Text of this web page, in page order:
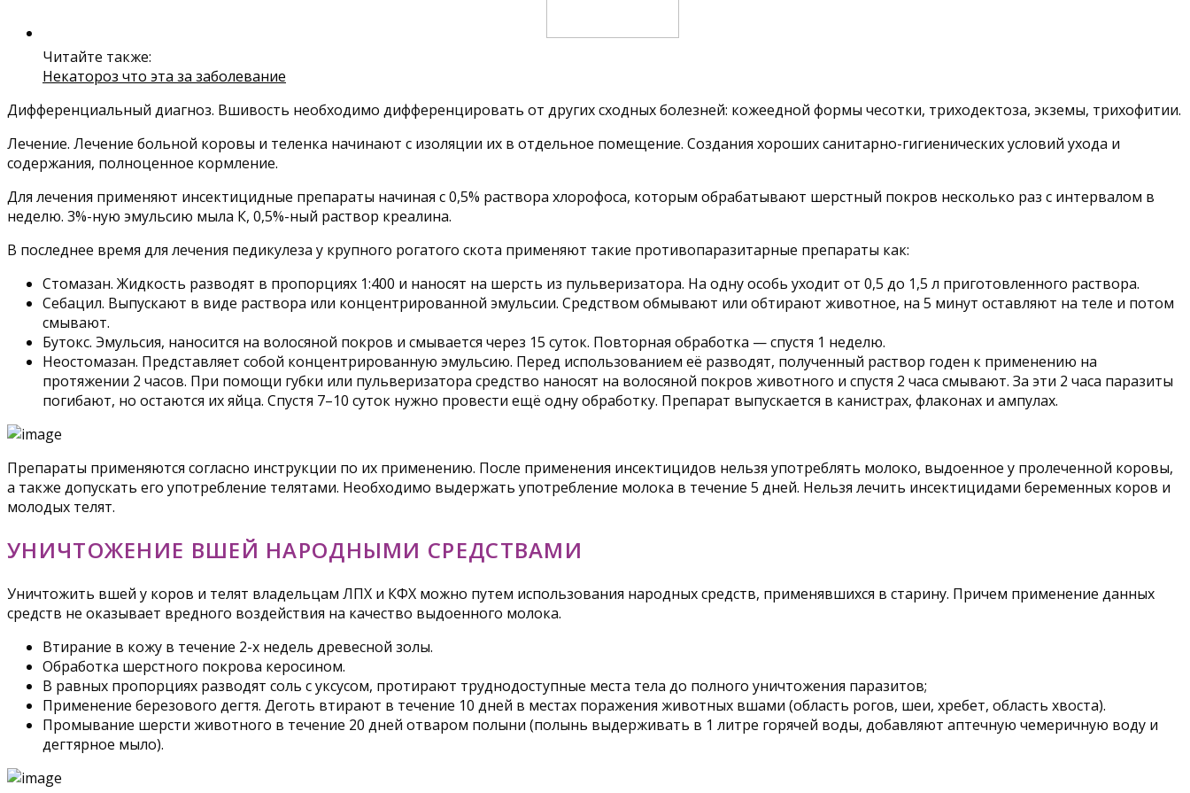
Читайте также:
Некатороз что эта за заболевание
Дифференциальный диагноз. Вшивость необходимо дифференцировать от других сходных болезней: кожеедной формы чесотки, триходектоза, экземы, трихофитии.
Лечение. Лечение больной коровы и теленка начинают с изоляции их в отдельное помещение. Создания хороших санитарно-гигиенических условий ухода и
содержания, полноценное кормление.
Для лечения применяют инсектицидные препараты начиная с 0,5% раствора хлорофоса, которым обрабатывают шерстный покров несколько раз с интервалом в
неделю. 3%-ную эмульсию мыла К, 0,5%-ный раствор креалина.
В последнее время для лечения педикулеза у крупного рогатого скота применяют такие противопаразитарные препараты как:
Стомазан. Жидкость разводят в пропорциях 1:400 и наносят на шерсть из пульверизатора. На одну особь уходит от 0,5 до 1,5 л приготовленного раствора.
Себацил. Выпускают в виде раствора или концентрированной эмульсии. Средством обмывают или обтирают животное, на 5 минут оставляют на теле и потом
смывают.
Бутокс. Эмульсия, наносится на волосяной покров и смывается через 15 суток. Повторная обработка — спустя 1 неделю.
Неостомазан. Представляет собой концентрированную эмульсию. Перед использованием её разводят, полученный раствор годен к применению на
протяжении 2 часов. При помощи губки или пульверизатора средство наносят на волосяной покров животного и спустя 2 часа смывают. За эти 2 часа паразиты
погибают, но остаются их яйца. Спустя 7–10 суток нужно провести ещё одну обработку. Препарат выпускается в канистрах, флаконах и ампулах.
Препараты применяются согласно инструкции по их применению. После применения инсектицидов нельзя употреблять молоко, выдоенное у пролеченной коровы,
а также допускать его употребление телятами. Необходимо выдержать употребление молока в течение 5 дней. Нельзя лечить инсектицидами беременных коров и
молодых телят.
УНИЧТОЖЕНИЕ ВШЕЙ НАРОДНЫМИ СРЕДСТВАМИ
Уничтожить вшей у коров и телят владельцам ЛПХ и КФХ можно путем использования народных средств, применявшихся в старину. Причем применение данных
средств не оказывает вредного воздействия на качество выдоенного молока.
Втирание в кожу в течение 2-х недель древесной золы.
Обработка шерстного покрова керосином.
В равных пропорциях разводят соль с уксусом, протирают труднодоступные места тела до полного уничтожения паразитов;
Применение березового дегтя. Деготь втирают в течение 10 дней в местах поражения животных вшами (область рогов, шеи, хребет, область хвоста).
Промывание шерсти животного в течение 20 дней отваром полыни (полынь выдерживать в 1 литре горячей воды, добавляют аптечную чемеричную воду и
дегтярное мыло).